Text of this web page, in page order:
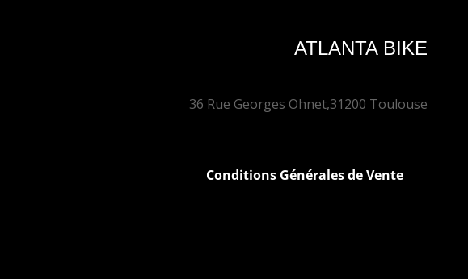
ATLANTA BIKE
36 Rue Georges Ohnet,31200 Toulouse
Conditions Générales de Vente